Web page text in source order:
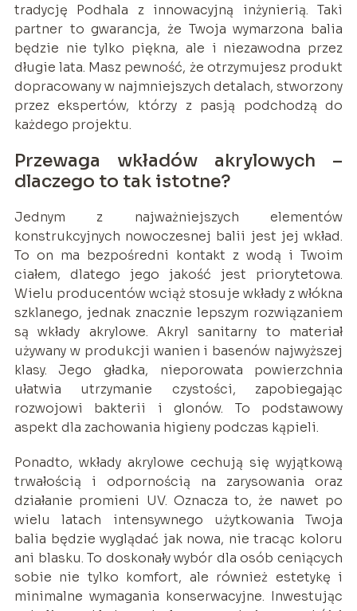
tradycję Podhala z innowacyjną inżynierią. Taki
partner to gwarancja, że Twoja wymarzona balia
będzie nie tylko piękna, ale i niezawodna przez
długie lata. Masz pewność, że otrzymujesz produkt
dopracowany w najmniejszych detalach, stworzony
przez ekspertów, którzy z pasją podchodzą do
każdego projektu.
Przewaga wkładów akrylowych –
dlaczego to tak istotne?
Jednym z najważniejszych elementów
konstrukcyjnych nowoczesnej balii jest jej wkład.
To on ma bezpośredni kontakt z wodą i Twoim
ciałem, dlatego jego jakość jest priorytetowa.
Wielu producentów wciąż stosuje wkłady z włókna
szklanego, jednak znacznie lepszym rozwiązaniem
są wkłady akrylowe. Akryl sanitarny to materiał
używany w produkcji wanien i basenów najwyższej
klasy. Jego gładka, nieporowata powierzchnia
ułatwia utrzymanie czystości, zapobiegając
rozwojowi bakterii i glonów. To podstawowy
aspekt dla zachowania higieny podczas kąpieli.
Ponadto, wkłady akrylowe cechują się wyjątkową
trwałością i odpornością na zarysowania oraz
działanie promieni UV. Oznacza to, że nawet po
wielu latach intensywnego użytkowania Twoja
balia będzie wyglądać jak nowa, nie tracąc koloru
ani blasku. To doskonały wybór dla osób ceniących
sobie nie tylko komfort, ale również estetykę i
minimalne wymagania konserwacyjne. Inwestując